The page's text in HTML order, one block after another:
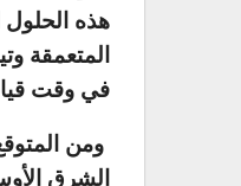
هذه الحلول
المتعمقة
في وقت
ومن